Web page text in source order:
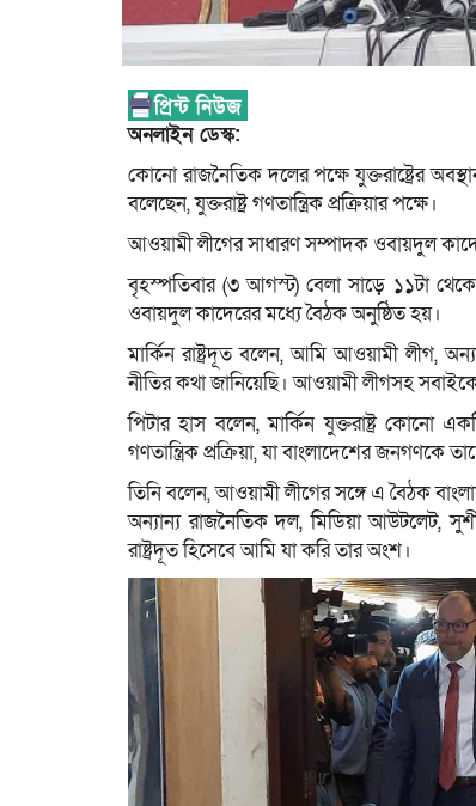
অনলাইন ডেস্ক:
কোনো রাজনৈতিক দলের পক্ষে যুক্তরাষ্ট্রের
বলেছেন, যুক্তরাষ্ট্র গণতান্ত্রিক প্রক্রিয়ার পক্ষে।
আওয়ামী লীগের সাধারণ সম্পাদক ওবায়দুল
বৃহস্পতিবার (৩ আগস্ট) বেলা সাড়ে ১১টা
ওবায়দুল কাদেরের মধ্যে বৈঠক অনুষ্ঠিত হয়।
মার্কিন রাষ্ট্রদূত বলেন, আমি আওয়ামী লীগ,
নীতির কথা জানিয়েছি। আওয়ামী লীগসহ
পিটার হাস বলেন, মার্কিন যুক্তরাষ্ট্র কোনো
গণতান্ত্রিক প্রক্রিয়া, যা বাংলাদেশের জনগণকে
তিনি বলেন, আওয়ামী লীগের সঙ্গে এ বৈঠক
অন্যান্য রাজনৈতিক দল, মিডিয়া আউটলেট,
রাষ্ট্রদূত হিসেবে আমি যা করি তার অংশ।